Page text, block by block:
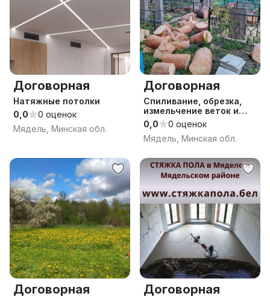
Договорная
Натяжные потолки
0,0
0 оценок
Мядель, Минская обл.
Договорная
Спиливание, обрезка,
измельчение веток и
пней, вывоз, расчистка
участков в Мядельском
районе
0,0
0 оценок
Мядель, Минская обл.
Договорная Договорная